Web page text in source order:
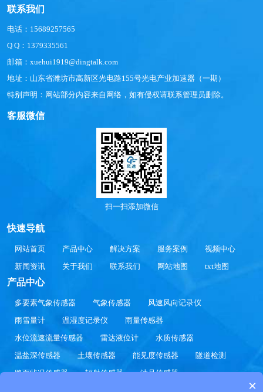
联系我们
电话：15689257565
Q Q：1379335561
邮箱：xuehui1919@dingtalk.com
地址：山东省潍坊市高新区光电路155号光电产业加速器（一期）
特别声明：网站部分内容来自网络，如有侵权请联系管理员删除。
客服微信
扫一扫添加微信
快速导航
网站首页 产品中心 解决方案 服务案例
视频中心
新闻资讯
关于我们 联系我们 网站地图 txt地图
产品中心
多要素气象传感器 气象传感器
风速风向记录仪
雨雪量计
温湿度记录仪
雨量传感器
水位流速流量传感器
雷达液位计
水质传感器
温盐深传感器
土壤传感器 能见度传感器
隧道检测
路面状况传感器
辐射传感器 油品传感器
×